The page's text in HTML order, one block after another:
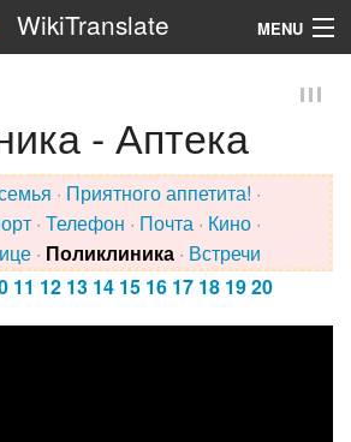
WikiTranslate MENU
- Аптека
· Приятного аппетита! ·
· Телефон · Почта · Кино ·
· Поликлиника · Встречи
11 12 13 14 15 16 17 18 1920